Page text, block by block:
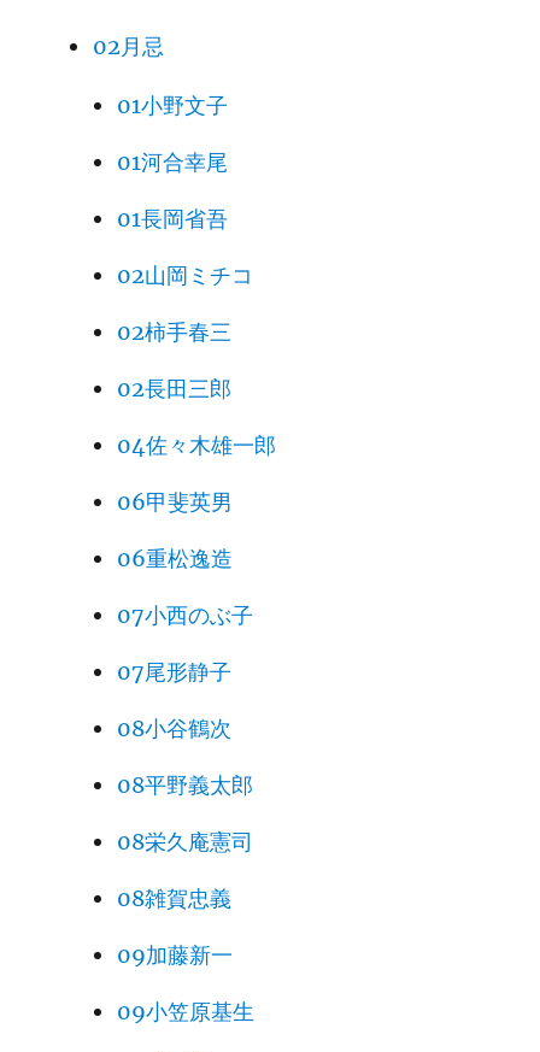
02月忌
01小野文子
01河合幸尾
01長岡省吾
02山岡ミチコ
02柿手春三
02長田三郎
04佐々木雄一郎
06甲斐英男
06重松逸造
07小西のぶ子
07尾形静子
08小谷鶴次
08平野義太郎
08栄久庵憲司
08雑賀忠義
09加藤新一
09小笠原基生